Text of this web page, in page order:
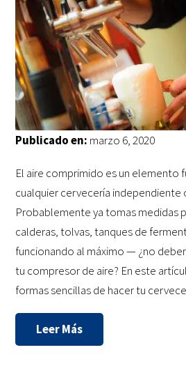
Publicado en: marzo 6, 2020
El aire comprimido es un elemento
cualquier cervecería independiente
Probablemente ya tomas medidas
calderas, tolvas, tanques de
funcionando al máximo — ¿no
tu compresor de aire? En este
formas sencillas de hacer tu
Leer Más